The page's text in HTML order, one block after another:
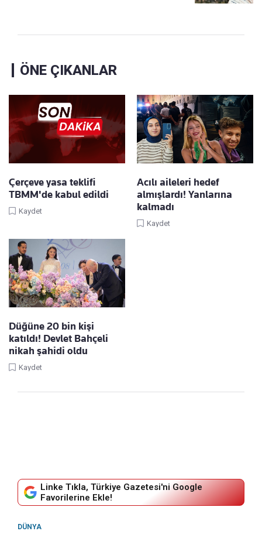
ÖNE ÇIKANLAR
Çerçeve yasa teklifi
TBMM'de kabul edildi
Kaydet
Acılı aileleri hedef
almışlardı! Yanlarına
kalmadı
Kaydet
Düğüne 20 bin kişi
katıldı! Devlet Bahçeli
nikah şahidi oldu
Kaydet
Linke Tıkla, Türkiye Gazetesi'ni Google
Favorilerine Ekle!
DÜNYA